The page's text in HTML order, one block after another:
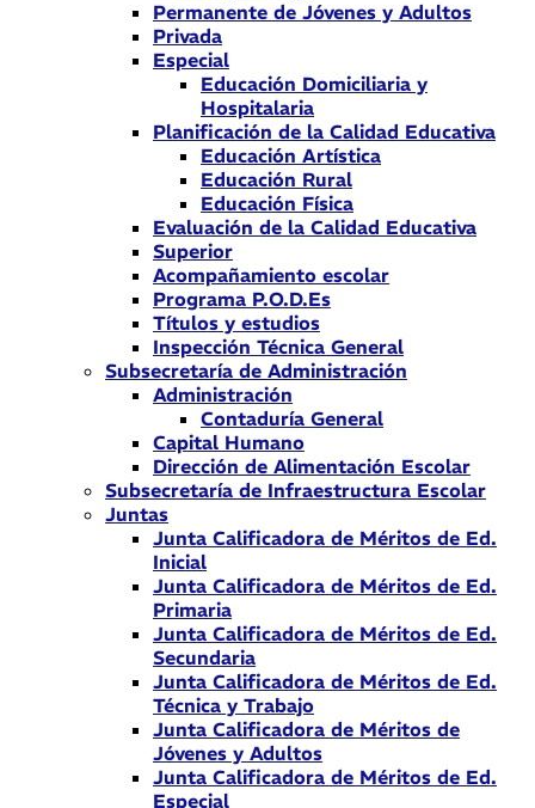
Permanente de Jóvenes y Adultos
Privada
Especial
Educación Domiciliaria y
Hospitalaria
Planificación de la Calidad Educativa
Educación Artística
Educación Rural
Educación Física
Evaluación de la Calidad Educativa
Superior
Acompañamiento escolar
Programa P.O.D.Es
Títulos y estudios
Inspección Técnica General
Subsecretaría de Administración
Administración
Contaduría General
Capital Humano
Dirección de Alimentación Escolar
Subsecretaría de Infraestructura Escolar
Juntas
Junta Calificadora de Méritos de Ed.
Inicial
Junta Calificadora de Méritos de Ed.
Primaria
Junta Calificadora de Méritos de Ed.
Secundaria
Junta Calificadora de Méritos de Ed.
Técnica y Trabajo
Junta Calificadora de Méritos de
Jóvenes y Adultos
Junta Calificadora de Méritos de Ed.
Especial